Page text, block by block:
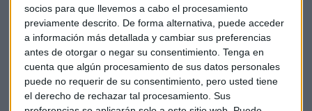
socios para que llevemos a cabo el procesamiento
previamente descrito. De forma alternativa, puede acceder
a información más detallada y cambiar sus preferencias
antes de otorgar o negar su consentimiento. Tenga en
cuenta que algún procesamiento de sus datos personales
puede no requerir de su consentimiento, pero usted tiene
el derecho de rechazar tal procesamiento. Sus
El experto destaca que la cumbre bilateral representa un
cambio significativo: "Hemos pasado de la cumbre del G-
20, que realmente no eran 20, eran dos, Estados Unidos a ver
cómo compraba, cómo le compraba la deuda a China y
China a ver cómo le vendía Estados Unidos. Pues ya pasa a
ser una cumbre bilateral".